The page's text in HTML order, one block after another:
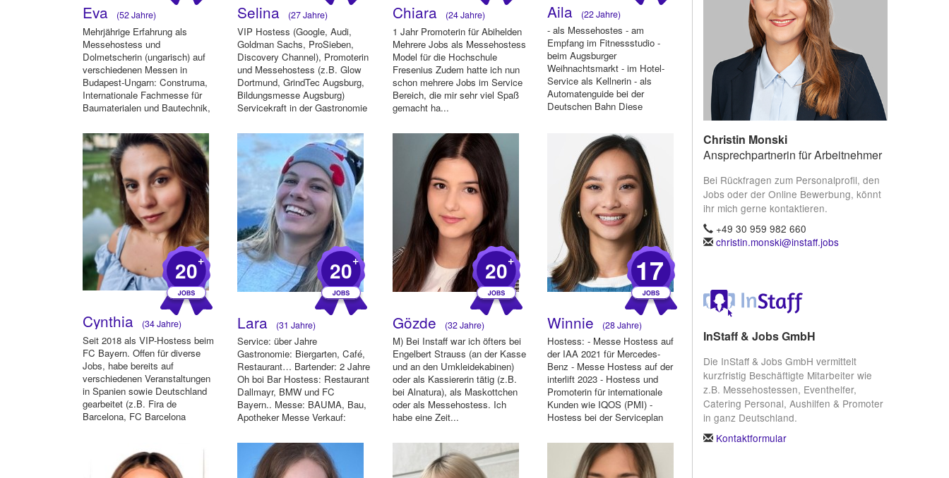
Eva (52 Jahre)
Mehrjährige Erfahrung als
Messehostess und
Dolmetscherin (ungarisch) auf
verschiedenen Messen in
Budapest-Ungarn: Construma,
Internationale Fachmesse für
Baumaterialen und Bautechnik,
Selina (27 Jahre)
VIP Hostess (Google, Audi,
Goldman Sachs, ProSieben,
Discovery Channel), Promoterin
und Messehostess (z.B. Glow
Dortmund, GrindTec Augsburg,
Bildungsmesse Augsburg)
Servicekraft in der Gastronomie
Chiara (24 Jahre)
1 Jahr Promoterin für Abihelden
Mehrere Jobs als Messehostess
Model für die Hochschule
Fresenius Zudem hatte ich nun
schon mehrere Jobs im Service
Bereich, die mir sehr viel Spaß
gemacht ha...
Aila (22 Jahre)
- als Messehostes - am
Empfang im Fitnessstudio -
beim Augsburger
Weihnachtsmarkt - im Hotel-
Service als Kellnerin - als
Automatenguide bei der
Deutschen Bahn Diese
20+
Cynthia (34 Jahre)
Seit 2018 als VIP-Hostess beim
FC Bayern. Offen für diverse
Jobs, habe bereits auf
verschiedenen Veranstaltungen
in Spanien sowie Deutschland
gearbeitet (z.B. Fira de
Barcelona, FC Barcelona
20+
Lara (31 Jahre)
Service: über Jahre
Gastronomie: Biergarten, Café,
Restaurant… Bartender: 2 Jahre
Oh boi Bar Hostess: Restaurant
Dallmayr, BMW und FC
Bayern.. Messe: BAUMA, Bau,
Apotheker Messe Verkauf:
20+
Gözde (32 Jahre)
M) Bei Instaff war ich öfters bei
Engelbert Strauss (an der Kasse
und an den Umkleidekabinen)
oder als Kassiererin tätig (z.B.
bei Alnatura), als Maskottchen
oder als Messehostess. Ich
habe eine Zeit...
17
Winnie (28 Jahre)
Hostess: - Messe Hostess auf
der IAA 2021 für Mercedes-
Benz - Messe Hostess auf der
interlift 2023 - Hostess und
Promoterin für internationale
Kunden wie IQOS (PMI) -
Hostess bei der Serviceplan
Christin Monski
Ansprechpartnerin für Arbeitnehmer
Bei Rückfragen zum Personalprofil, den
Jobs oder der Online Bewerbung, könnt
ihr mich gerne kontaktieren.
+49 30 959 982 660
christin.monski@instaff.jobs
InStaff & Jobs GmbH
Die InStaff & Jobs GmbH vermittelt
kurzfristig Beschäftigte Mitarbeiter wie
z.B. Messehostessen, Eventhelfer,
Catering Personal, Aushilfen & Promoter
in ganz Deutschland.
Kontaktformular